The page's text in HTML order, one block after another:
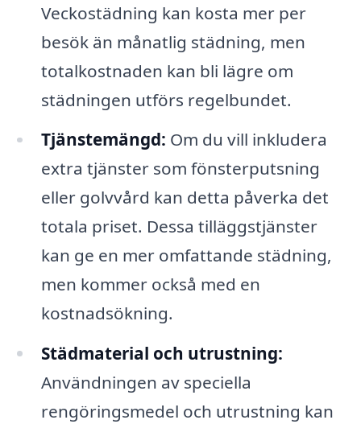
Veckostädning kan kosta mer per
besök än månatlig städning, men
totalkostnaden kan bli lägre om
städningen utförs regelbundet.
Tjänstemängd: Om du vill inkludera
extra tjänster som fönsterputsning
eller golvvård kan detta påverka det
totala priset. Dessa tilläggstjänster
kan ge en mer omfattande städning,
men kommer också med en
kostnadsökning.
Städmaterial och utrustning:
Användningen av speciella
rengöringsmedel och utrustning kan